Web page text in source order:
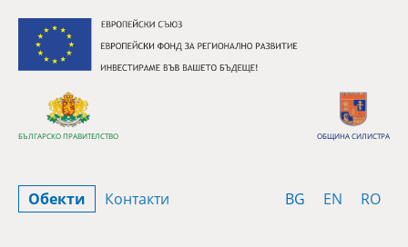
БЪЛГАРСКО ПРАВИТЕЛСТВО ОБЩИНА СИЛИСТРА
BG Bulgarian
EN English
RO
Обекти Контакти